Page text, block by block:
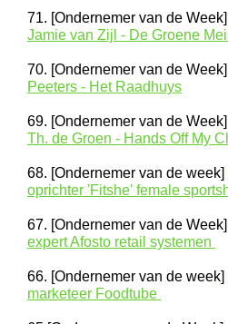
71. [Ondernemer van de Week]
Jamie van Zijl - De Groene
70. [Ondernemer van de Week]
Peeters - Het Raadhuys
69. [Ondernemer van de Week]
Th. de Groen - Hands Off My
68. [Ondernemer van de week]
oprichter 'Fitshe' female
67. [Ondernemer van de Week]
expert Afosto retail systemen
66. [Ondernemer van de week]
marketeer Foodtube